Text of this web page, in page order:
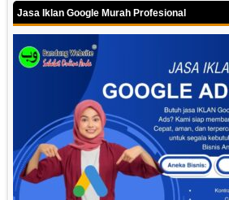
Jasa Iklan Google Murah Profesional